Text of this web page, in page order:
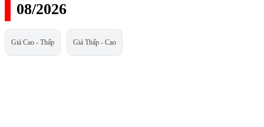
08/2026
Giá Cao - Thấp Giá Thấp - Cao